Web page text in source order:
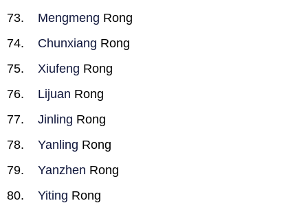
Mengmeng Rong
Chunxiang Rong
Xiufeng Rong
Lijuan Rong
Jinling Rong
Yanling Rong
Yanzhen Rong
Yiting Rong